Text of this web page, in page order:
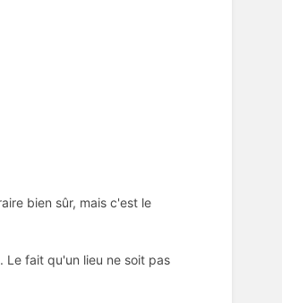
bien sûr, mais c'est le
Le fait qu'un lieu ne soit pas